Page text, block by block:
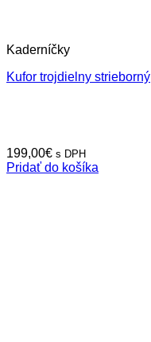
Kaderníčky
Kufor trojdielny strieborný
199,00€ s DPH
Pridať do košíka